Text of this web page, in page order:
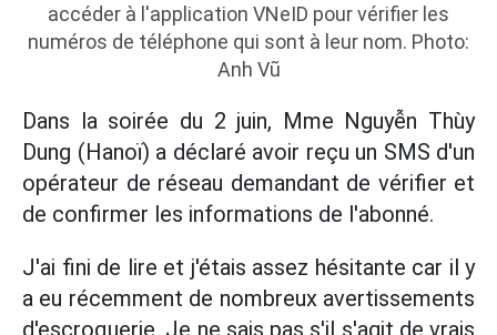
accéder à l'application VNeID pour vérifier les
numéros de téléphone qui sont à leur nom. Photo:
Anh Vũ
Dans la soirée du 2 juin, Mme Nguyễn Thùy
Dung (Hanoï) a déclaré avoir reçu un SMS d'un
opérateur de réseau demandant de vérifier et
de confirmer les informations de l'abonné.
J'ai fini de lire et j'étais assez hésitante car il y
a eu récemment de nombreux avertissements
d'escroquerie. Je ne sais pas s'il s'agit de vrais